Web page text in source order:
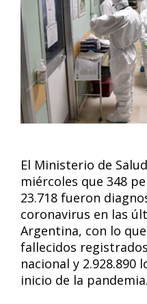
El Ministerio de
miércoles que 348
23.718 fueron
coronavirus en las
Argentina, con lo
fallecidos
nacional y 2.928.890
inicio de la pandemia.